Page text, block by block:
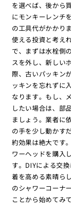
を選べば、後から
にモンキーレンチ
の工具代がかかり
使える投資と考え
で、まずは水栓側
スを外し、新しい
際、古いパッキン
ッキンを忘れずに
なります。もし、
したい場合は、部
ましょう。業者に
の手を少し動かす
約効果は絶大です
ワーヘッドを購入
す。DIYによる交
着を高める素晴ら
のシャワーコーナ
ことから始めてみ